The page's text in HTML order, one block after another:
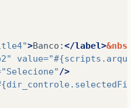
>Banco:</label>
value=
"Selecione" />